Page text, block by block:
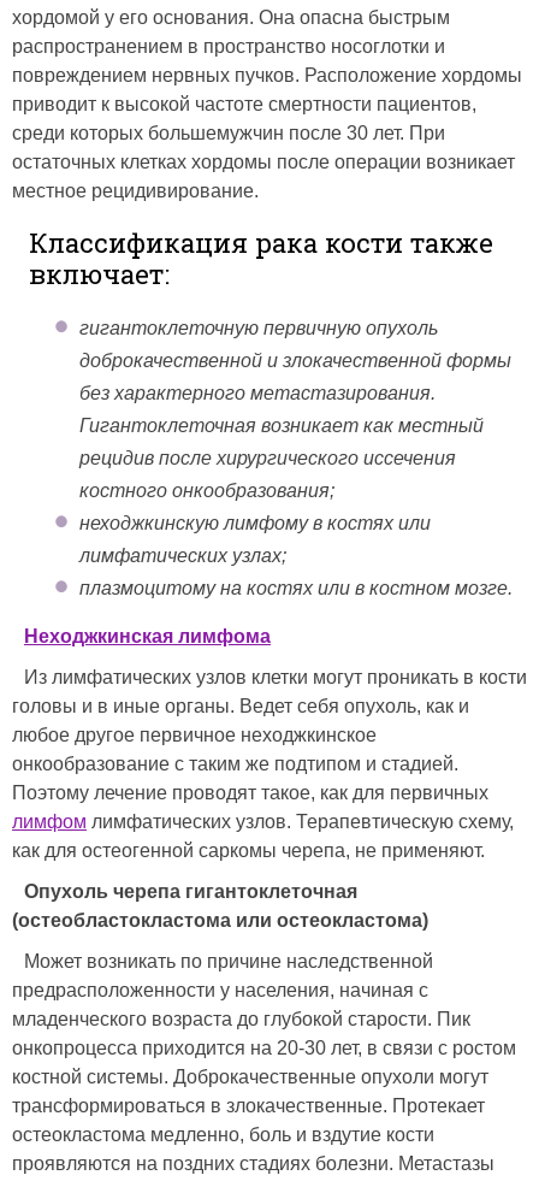
хордомой у его основания. Она опасна быстрым
распространением в пространство носоглотки и
повреждением нервных пучков. Расположение хордомы
приводит к высокой частоте смертности пациентов,
среди которых большемужчин после 30 лет. При
остаточных клетках хордомы после операции возникает
местное рецидивирование.
Классификация рака кости также
включает:
гигантоклеточную первичную опухоль
доброкачественной и злокачественной формы
без характерного метастазирования.
Гигантоклеточная возникает как местный
рецидив после хирургического иссечения
костного онкообразования;
неходжкинскую лимфому в костях или
лимфатических узлах;
плазмоцитому на костях или в костном мозге.
Неходжкинская лимфома
Из лимфатических узлов клетки могут проникать в кости
головы и в иные органы. Ведет себя опухоль, как и
любое другое первичное неходжкинское
онкообразование с таким же подтипом и стадией.
Поэтому лечение проводят такое, как для первичных
лимфом лимфатических узлов. Терапевтическую схему,
как для остеогенной саркомы черепа, не применяют.
Опухоль черепа гигантоклеточная
(остеобластокластома или остеокластома)
Может возникать по причине наследственной
предрасположенности у населения, начиная с
младенческого возраста до глубокой старости. Пик
онкопроцесса приходится на 20-30 лет, в связи с ростом
костной системы. Доброкачественные опухоли могут
трансформироваться в злокачественные. Протекает
остеокластома медленно, боль и вздутие кости
проявляются на поздних стадиях болезни. Метастазы